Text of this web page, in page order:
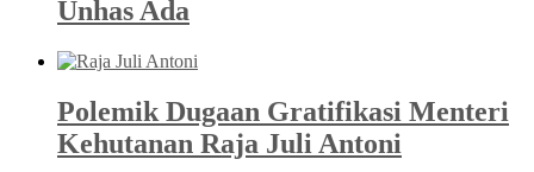
Unhas Ada
Polemik Dugaan Gratifikasi Menteri
Kehutanan Raja Juli Antoni